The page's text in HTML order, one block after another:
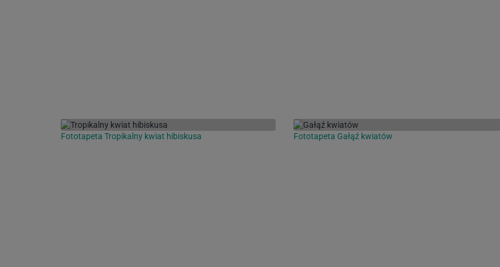
Fototapeta Tropikalny kwiat hibiskusa Fototapeta Gałąź kwiatów